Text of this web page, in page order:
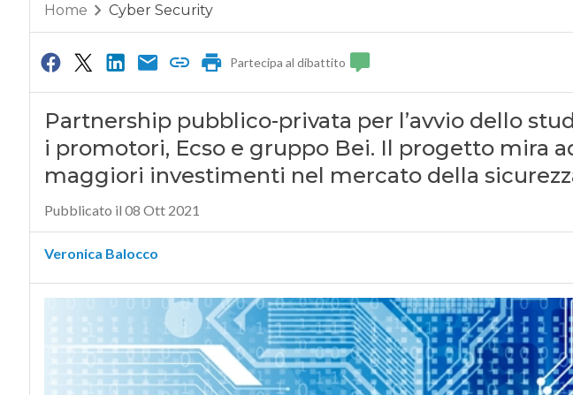
Home Cyber Security
Partecipa al dibattito
Partnership pubblico-privata per l’avvio dello
i promotori, Ecso e gruppo Bei. Il progetto mira
maggiori investimenti nel mercato della
Pubblicato il 08 Ott 2021
Veronica Balocco